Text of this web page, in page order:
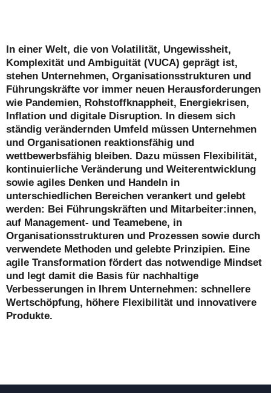
In einer Welt, die von Volatilität, Ungewissheit,
Komplexität und Ambiguität (VUCA) geprägt ist,
stehen Unternehmen, Organisationsstrukturen und
Führungskräfte vor immer neuen Herausforderungen
wie Pandemien, Rohstoffknappheit, Energiekrisen,
Inflation und digitale Disruption. In diesem sich
ständig verändernden Umfeld müssen Unternehmen
und Organisationen reaktionsfähig und
wettbewerbsfähig bleiben. Dazu müssen Flexibilität,
kontinuierliche Veränderung und Weiterentwicklung
sowie agiles Denken und Handeln in
unterschiedlichen Bereichen verankert und gelebt
werden: Bei Führungskräften und Mitarbeiter:innen,
auf Management- und Teamebene, in
Organisationsstrukturen und Prozessen sowie durch
verwendete Methoden und gelebte Prinzipien. Eine
agile Transformation fördert das notwendige Mindset
und legt damit die Basis für nachhaltige
Verbesserungen in Ihrem Unternehmen: schnellere
Wertschöpfung, höhere Flexibilität und innovativere
Produkte.